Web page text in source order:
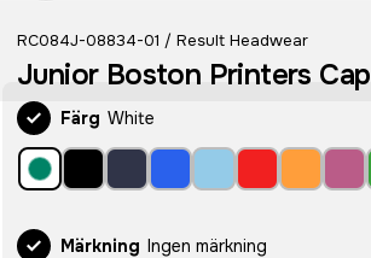
RC084J-08834-01 / Result Headwear
Junior Boston Printers Cap
Färg White
Märkning Ingen märkning